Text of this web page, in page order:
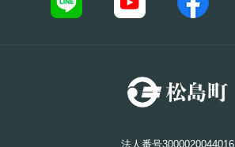
法人番号3000020044016